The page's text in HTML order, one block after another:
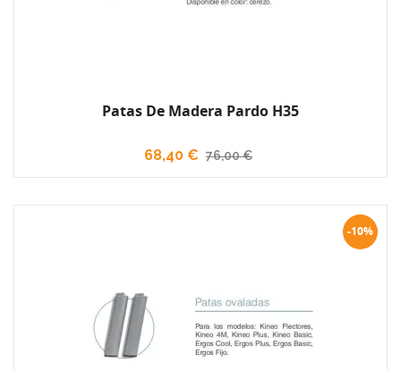
Patas De Madera Pardo H35
68,40 € 76,00 €
-10%